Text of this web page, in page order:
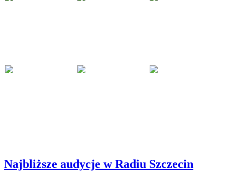
Najbliższe audycje w Radiu Szczecin